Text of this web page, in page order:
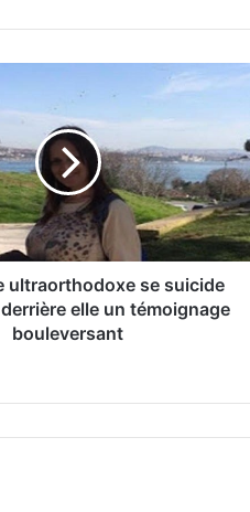
ultraorthodoxe se suicide
elle un témoignage
bouleversant